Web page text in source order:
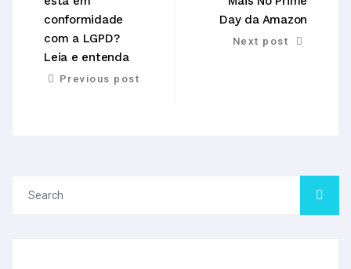
conformidade
com a LGPD?
Leia e entenda
Previous post
Day da Amazon
Next post